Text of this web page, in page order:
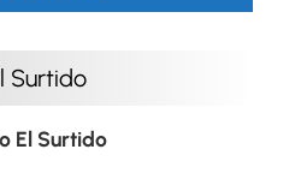
Surtido
El Surtido